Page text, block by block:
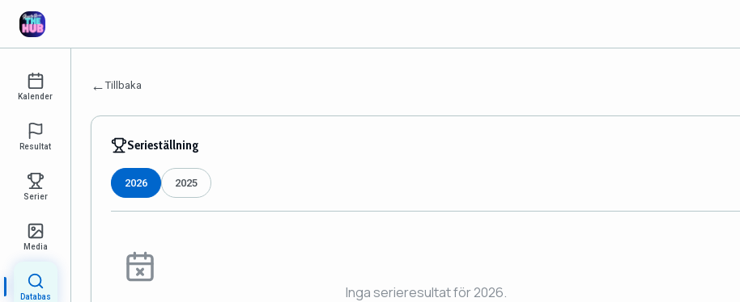
Kalender
Resultat
Serier
Media
Databas
←Tillbaka
Serieställning
2026 2025
Inga serieresultat för 2026.